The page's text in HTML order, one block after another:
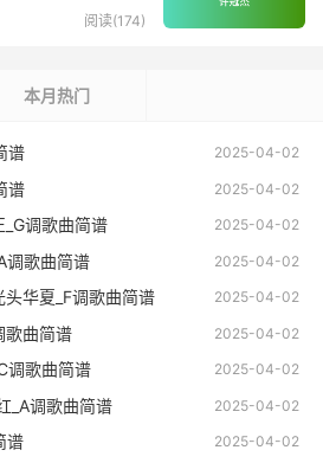
阅读(174)
本月热门
2025-04-02
谱
2025-04-02
谱
2025-04-02
调歌曲简谱
2025-04-02
调歌曲简谱
2025-04-02
华夏_F调歌曲简谱
2025-04-02
歌曲简谱
2025-04-02
调歌曲简谱
2025-04-02
_A调歌曲简谱
2025-04-02
谱